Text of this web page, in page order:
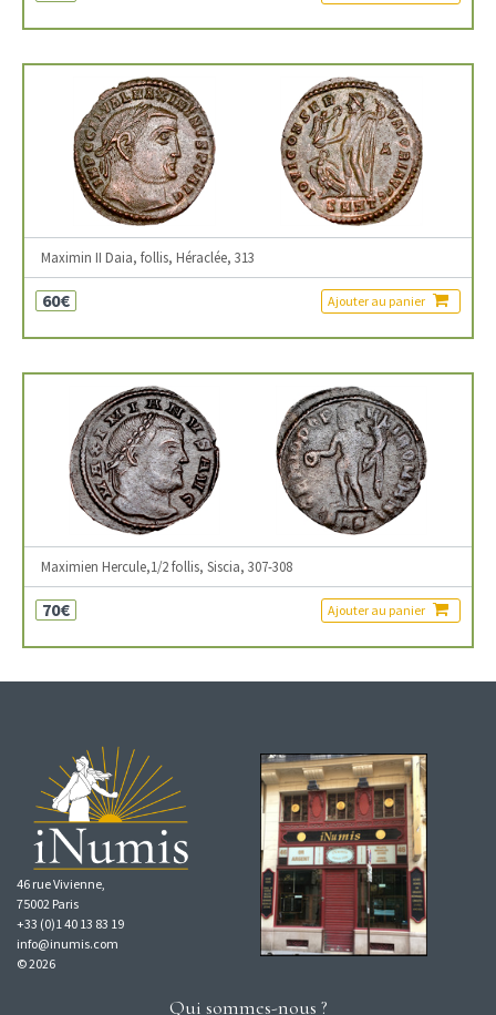
Maximin II Daia, follis, Héraclée, 313
60€ Ajouter au panier
Maximien Hercule,1/2 follis, Siscia, 307-308
70€ Ajouter au panier
46 rue Vivienne,
75002 Paris
+33 (0)1 40 13 83 19
info@inumis.com
© 2026
Qui sommes-nous ?